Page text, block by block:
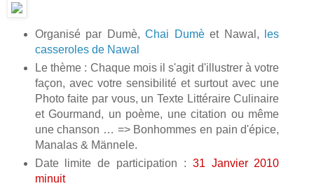
Organisé par Dumè,Chai Dumèet Nawal,
les
casseroles de Nawal
Le thème : Chaque mois il s'agit d'illustrer à votre
façon, avec votre sensibilité et surtout avec une
Photo faite par vous, un Texte Littéraire Culinaire
et Gourmand, un poème, une citation ou même
une chanson … => Bonhommes en pain d'épice,
Manalas & Männele.
Date limite de participation : 31 Janvier 2010
minuit